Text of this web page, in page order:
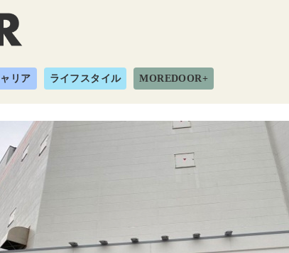
リア ライフスタイル MOREDOOR+